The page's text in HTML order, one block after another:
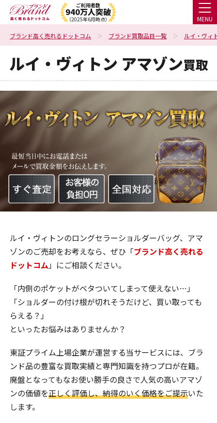
ご利用者数
940万人突破
（2025年6月時点） MENU
ブランド高く売れるドットコム ブランド買取品目一覧 ルイ・ヴィ
ルイ・ヴィトン アマゾン買取
ルイ・ヴィトンのロングセラーショルダーバッグ、アマ
ゾンのご売却をお考えなら、ぜひ「ブランド高く売れる
ドットコム 」にご相談ください。
「内側のポケットがベタついてしまって使えない…」
「ショルダーの付け根が切れそうだけど、買い取っても
らえる？」
といったお悩みはありませんか？
東証プライム上場企業が運営する当サービスには、ブラ
ンド品の豊富な買取実績と専門知識を持つプロが在籍。
廃盤となってもなお使い勝手の良さで人気の高いアマゾ
ンの価値を正しく評価し、納得のいく価格をご提示いた
します。